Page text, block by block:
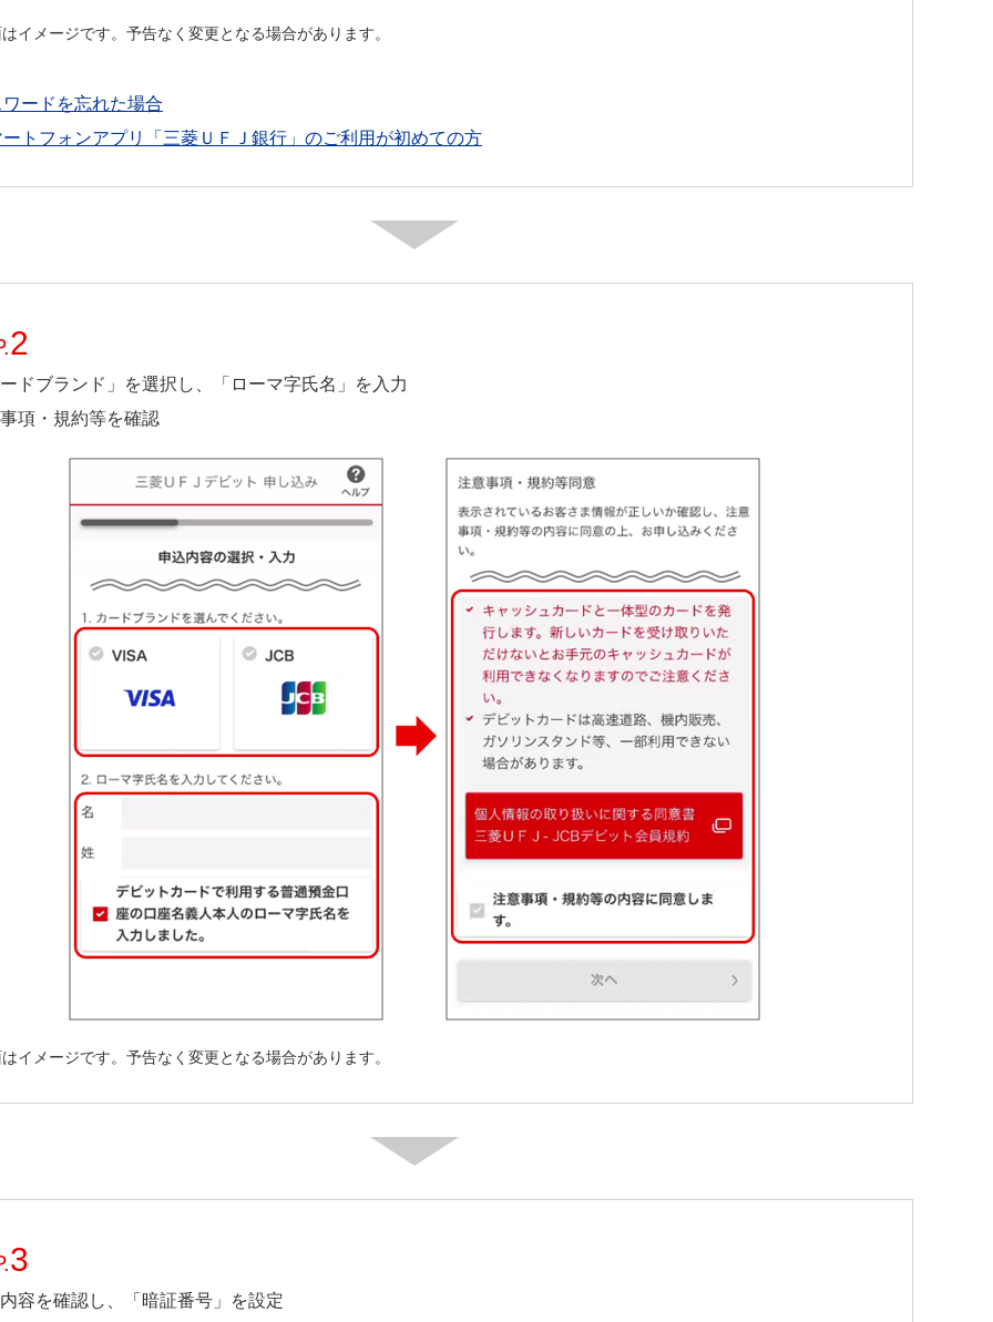
イメージです。予告なく変更となる場合があります。
ードを忘れた場合
ートフォンアプリ「三菱ＵＦＪ銀行」のご利用が初めての方
2
ードブランド」を選択し、「ローマ字氏名」を入力
項・規約等を確認
イメージです。予告なく変更となる場合があります。
3
容を確認し、「暗証番号」を設定